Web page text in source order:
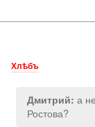
Хлѣбъ
Дмитрий: а
Ростова?